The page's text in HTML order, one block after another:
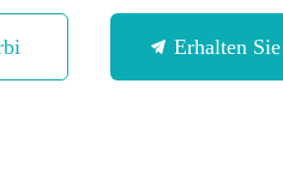
Erhalten Sie